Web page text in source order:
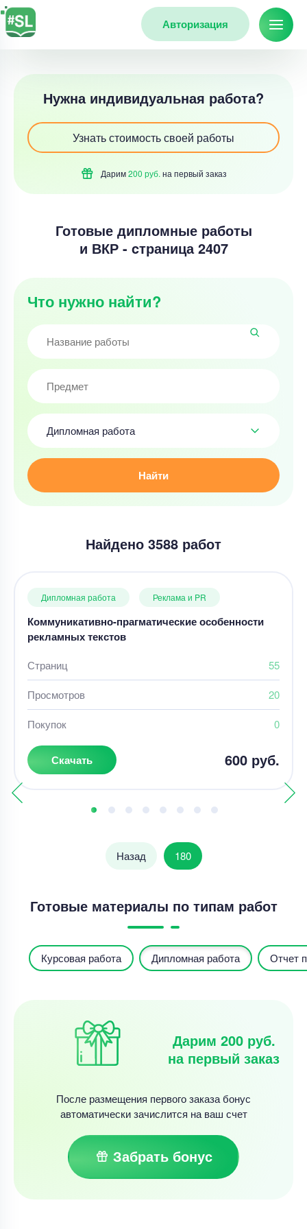
Авторизация
Нужна индивидуальная работа?
Узнать стоимость своей работы
Дарим200 руб. на первый заказ
Готовые дипломные работы
и ВКР - cтраница 2407
Что нужно найти?
Дипломная работа
Найти
Найдено 3588 работ
Дипломная работа Реклама и PR
Коммуникативно-прагматические особенности
рекламных текстов
Страниц 55
Просмотров 20
Покупок 0
Скачать 600 руб.
Назад 180
Готовые материалы по типам работ
Курсовая работа Дипломная работа Отчет
Дарим 200 руб.
на первый заказ
После размещения первого заказа бонус
автоматически зачислится на ваш счет
Забрать бонус